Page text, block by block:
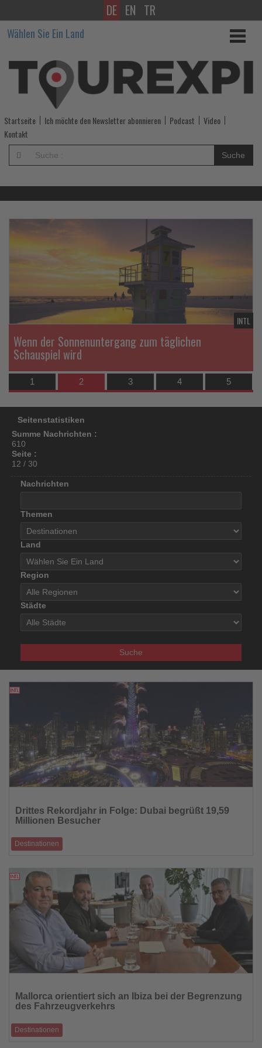
Wissen,
was
im
Tourismus
los
ist!
Wissen,
was
im
Tourismus
ist!
DE EN TR
Wählen Sie Ein Land
Startseite Ich möchte den Newsletter abonnieren Podcast
Video
Kontakt
Suche
Sie
Wenn der Sonnenuntergang zum täglichen
Schauspiel wird
INTL
1 2 3 4 5
Seitenstatistiken
Summe Nachrichten :
610
Seite :
12 / 30
Nachrichten
Themen
Land
Region
Städte
Suche
11.02.2026
die
Nachrichten
Drittes Rekordjahr in Folge: Dubai begrüßt 19,59
Millionen Besucher
Destinationen
Dezember
10.02.2026
die
Nachrichten
Mallorca orientiert sich an Ibiza bei der Begrenzung
des Fahrzeugverkehrs
Destinationen